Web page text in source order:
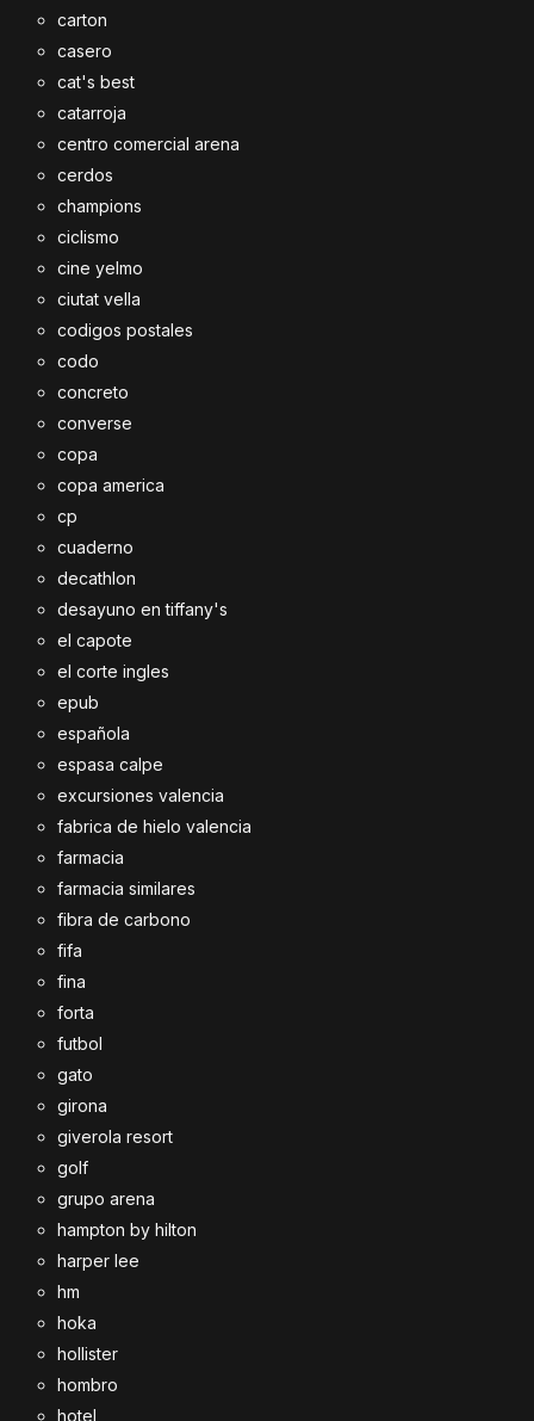
carton
casero
cat's best
catarroja
centro comercial arena
cerdos
champions
ciclismo
cine yelmo
ciutat vella
codigos postales
codo
concreto
converse
copa
copa america
cp
cuaderno
decathlon
desayuno en tiffany's
el capote
el corte ingles
epub
española
espasa calpe
excursiones valencia
fabrica de hielo valencia
farmacia
farmacia similares
fibra de carbono
fifa
fina
forta
futbol
gato
girona
giverola resort
golf
grupo arena
hampton by hilton
harper lee
hm
hoka
hollister
hombro
hotel